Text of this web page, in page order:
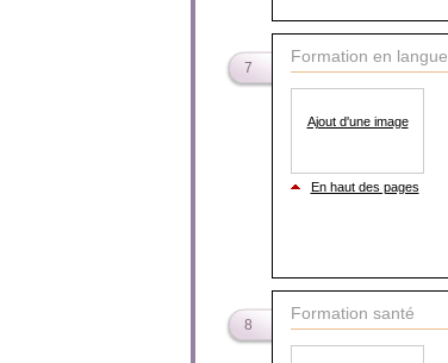
7
Formation en langue
Ajout d'une image
En haut des pages
8
Formation santé